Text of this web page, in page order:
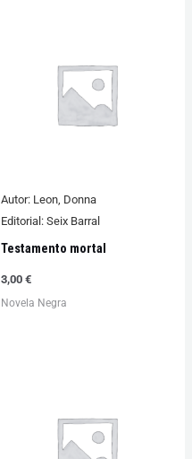
Autor: Leon, Donna
Editorial: Seix Barral
Testamento mortal
3,00 €
Novela Negra